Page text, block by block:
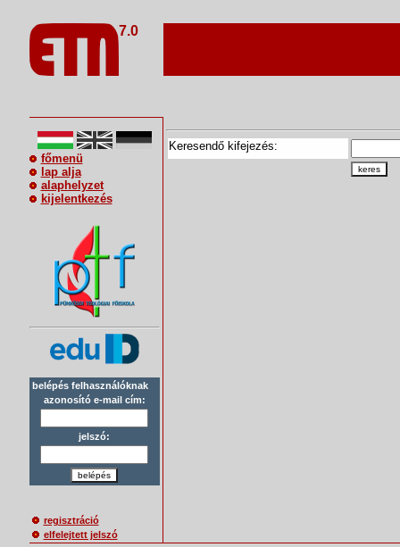
7.0
főmenü
lap alja
alaphelyzet
kijelentkezés
belépés felhasználóknak
azonosító e-mail cím:
jelszó:
belépés
regisztráció
elfelejtett jelszó
Keresendő kifejezés:
keres